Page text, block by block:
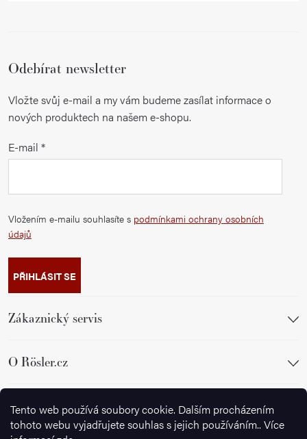
Tento web používá soubory cookie. Dalším procházením
tohoto webu vyjadřujete souhlas s jejich používáním.. Více
Odebírat newsletter
Vložte svůj e-mail a my vám budeme zasílat informace o
nových produktech na našem e-shopu.
E-mail
Vložením e-mailu souhlasíte s podmínkami ochrany osobních
údajů
PŘIHLÁSIT SE
Zákaznický servis
O Rösler.cz
Sledujte nás